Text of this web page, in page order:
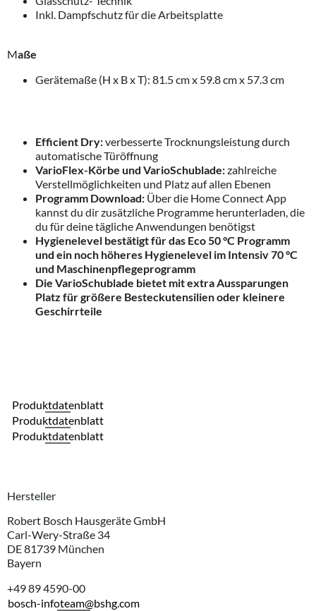
Inkl. Dampfschutz für die Arbeitsplatte
Maße
Gerätemaße (H x B x T): 81.5 cm x 59.8 cm x 57.3 cm
Efficient Dry:verbesserte Trocknungsleistung durch
automatische Türöffnung
VarioFlex-Körbe und VarioSchublade:zahlreiche
Verstellmöglichkeiten und Platz auf allen Ebenen
Programm Download: Über die Home Connect App
kannst du dir zusätzliche Programme herunterladen, die
du für deine tägliche Anwendungen benötigst
Hygienelevel bestätigt für das Eco 50 °C Programm
und ein noch höheres Hygienelevel im Intensiv 70 °C
und Maschinenpflegeprogramm
Die VarioSchublade bietet mit extra Aussparungen
Platz für größere Besteckutensilien oder kleinere
Geschirrteile
Produktdatenblatt
Produktdatenblatt
Produktdatenblatt
Hersteller
Robert Bosch Hausgeräte GmbH
Carl-Wery-Straße 34
DE 81739 München
Bayern
+49 89 4590-00
bosch-infoteam@bshg.com